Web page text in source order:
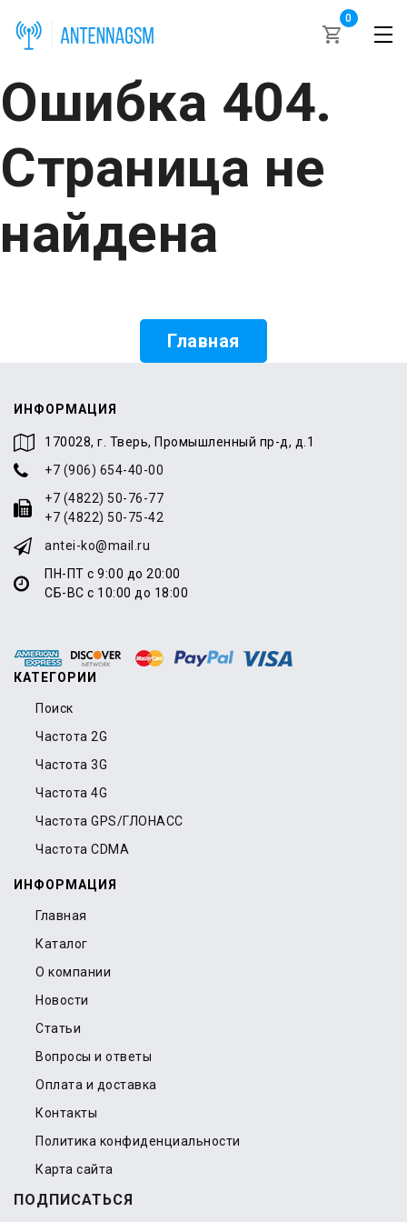
0
Ошибка 404.
Страница не
найдена
Главная
ИНФОРМАЦИЯ
170028, г. Тверь, Промышленный пр-д, д.1
+7 (906) 654-40-00
+7 (4822) 50-76-77
+7 (4822) 50-75-42
antei-ko@mail.ru
ПН-ПТ с 9:00 до 20:00
СБ-ВС с 10:00 до 18:00
КАТЕГОРИИ
Поиск
Частота 2G
Частота 3G
Частота 4G
Частота GPS/ГЛОНАСС
Частота CDMA
ИНФОРМАЦИЯ
Главная
Каталог
О компании
Новости
Статьи
Вопросы и ответы
Оплата и доставка
Контакты
Политика конфиденциальности
Карта сайта
ПОДПИСАТЬСЯ